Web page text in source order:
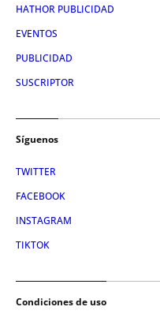
HATHOR PUBLICIDAD
EVENTOS
PUBLICIDAD
SUSCRIPTOR
Síguenos
TWITTER
FACEBOOK
INSTAGRAM
TIKTOK
Condiciones de uso